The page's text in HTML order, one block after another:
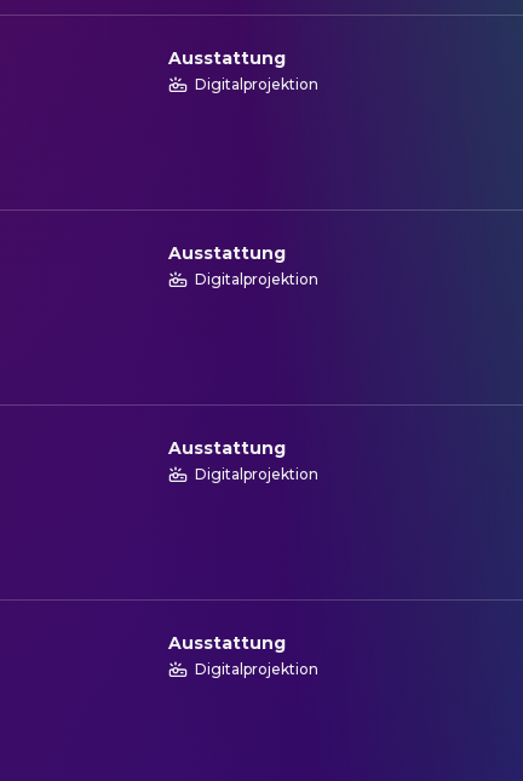
Ausstattung
Digitalprojektion
Ausstattung
Digitalprojektion
Ausstattung
Digitalprojektion
Ausstattung
Digitalprojektion